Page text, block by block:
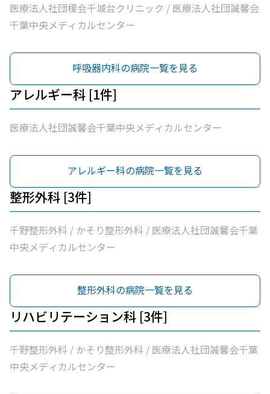
医療法人社団榎会千城台クリニック / 医療法人社団誠馨会
千葉中央メディカルセンター
呼吸器内科の病院一覧を見る
アレルギー科 [1件]
医療法人社団誠馨会千葉中央メディカルセンター
アレルギー科の病院一覧を見る
整形外科 [3件]
千野整形外科 / かそり整形外科 / 医療法人社団誠馨会千葉
中央メディカルセンター
整形外科の病院一覧を見る
リハビリテーション科 [3件]
千野整形外科 / かそり整形外科 / 医療法人社団誠馨会千葉
中央メディカルセンター